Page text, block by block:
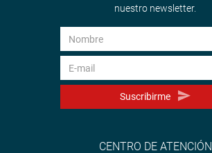
nuestro newsletter.
Suscribirme
CENTRO DE ATENCIÓN